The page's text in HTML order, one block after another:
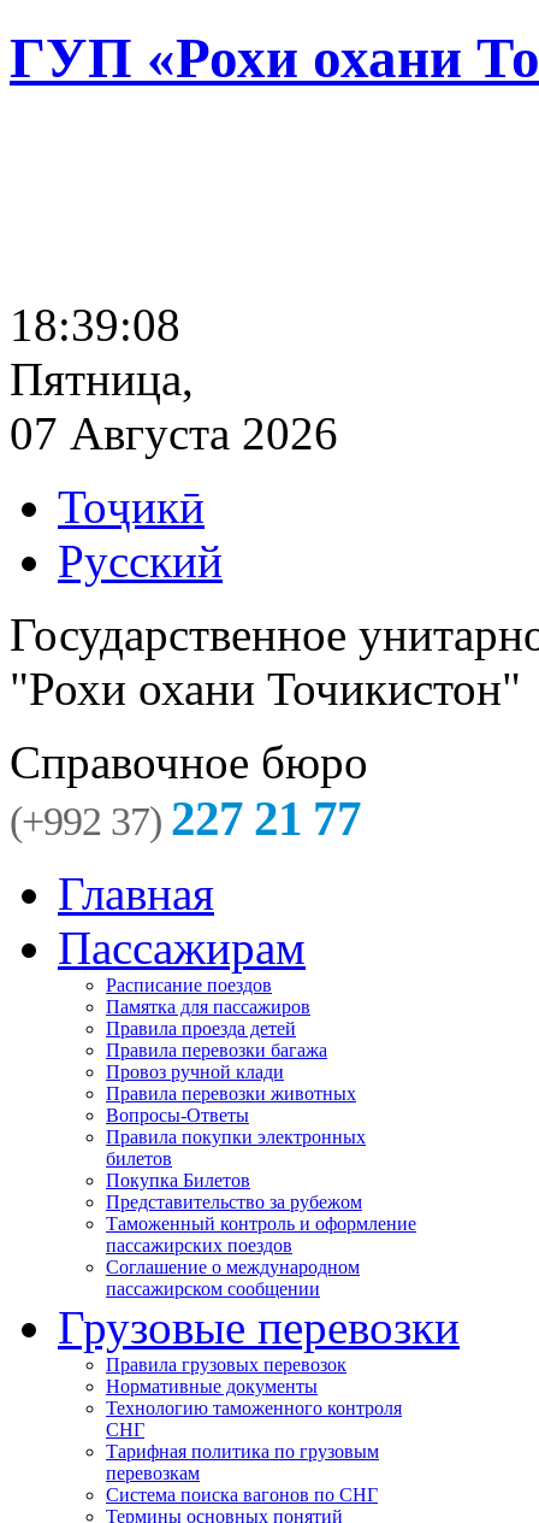
ГУП «Рохи охани
18:39:09
Пятница,
07 Августа 2026
Тоҷикӣ
Русский
Государственное
"Рохи охани Точикистон"
Справочное бюро
(+992 37) 227 21 77
Главная
Пассажирам
Расписание поездов
Памятка для пассажиров
Правила проезда детей
Правила перевозки багажа
Провоз ручной клади
Правила перевозки животных
Вопросы-Ответы
Правила покупки электронных
билетов
Покупка Билетов
Представительство за рубежом
Таможенный контроль и оформление
пассажирских поездов
Соглашение о международном
пассажирском сообщении
Грузовые перевозки
Правила грузовых перевозок
Нормативные документы
Технологию таможенного контроля
СНГ
Тарифная политика по грузовым
перевозкам
Система поиска вагонов по СНГ
Термины основных понятий